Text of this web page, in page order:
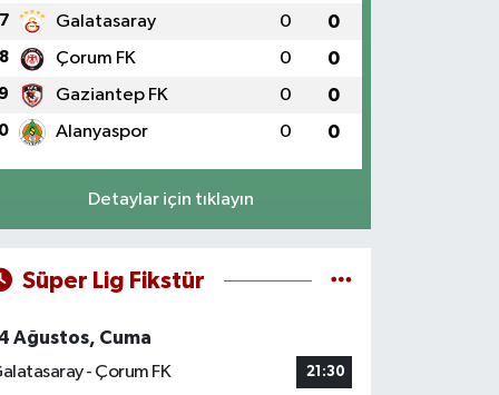
7 Galatasaray 0 0
8 Çorum FK 0 0
9 Gaziantep FK 0 0
Alanyaspor 0 0
Detaylar için tıklayın
Süper Lig Fikstür
Ağustos, Cuma
- Çorum FK
21:30